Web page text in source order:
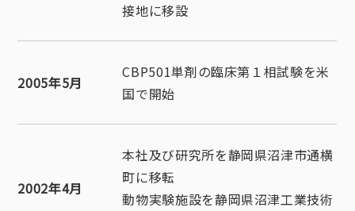
接地に移設
2005年5月
CBP501単剤の臨床第１相試験を米
国で開始
2002年4月
本社及び研究所を静岡県沼津市通横
町に移転
動物実験施設を静岡県沼津工業技術